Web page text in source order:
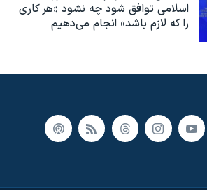
اسلامی توافق شود چه نشود «هر کاری
را که لازم باشد» انجام می‌دهیم